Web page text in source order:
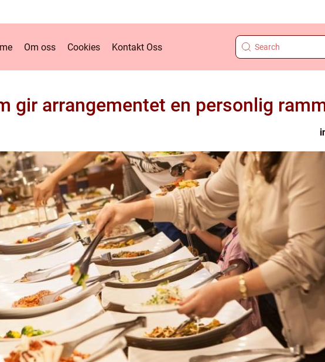
Om oss Cookies Kontakt Oss
gir arrangementet en personlig